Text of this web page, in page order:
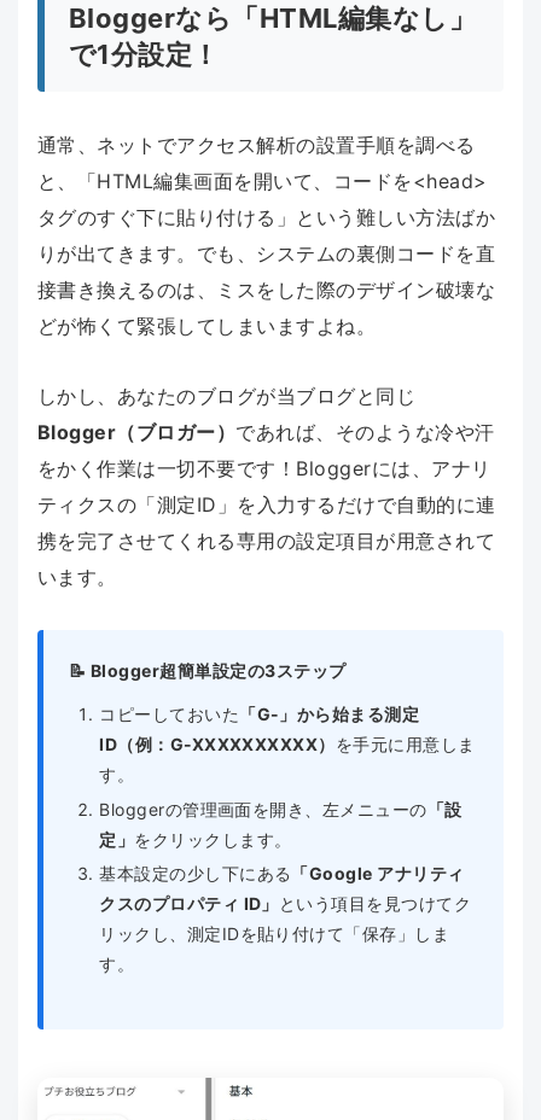
Bloggerなら「HTML編集なし」
で1分設定！
通常、ネットでアクセス解析の設置手順を調べる
と、「HTML編集画面を開いて、コードを<head>
タグのすぐ下に貼り付ける」という難しい方法ばか
りが出てきます。でも、システムの裏側コードを直
接書き換えるのは、ミスをした際のデザイン破壊な
どが怖くて緊張してしまいますよね。
しかし、あなたのブログが当ブログと同じ
Blogger（ブロガー） であれば、そのような冷や汗
をかく作業は一切不要です！Bloggerには、アナリ
ティクスの「測定ID」を入力するだけで自動的に連
携を完了させてくれる専用の設定項目が用意されて
います。
📝 Blogger超簡単設定の3ステップ
コピーしておいた 「G-」から始まる測定
ID（例：G-XXXXXXXXXX） を手元に用意しま
す。
Bloggerの管理画面を開き、左メニューの 「設
定」 をクリックします。
基本設定の少し下にある 「Google アナリティ
クスのプロパティ ID」 という項目を見つけてク
リックし、測定IDを貼り付けて「保存」しま
す。